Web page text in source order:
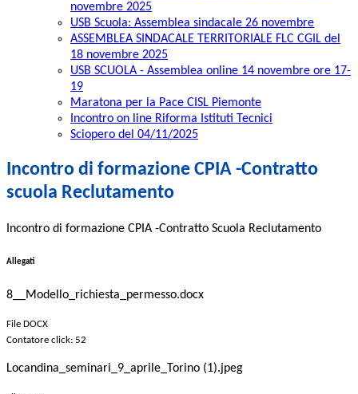
novembre 2025
USB Scuola: Assemblea sindacale 26 novembre
ASSEMBLEA SINDACALE TERRITORIALE FLC CGIL del
18 novembre 2025
USB SCUOLA - Assemblea online 14 novembre ore 17-
19
Maratona per la Pace CISL Piemonte
Incontro on line Riforma Istituti Tecnici
Sciopero del 04/11/2025
Incontro di formazione CPIA -Contratto
scuola Reclutamento
Incontro di formazione CPIA -Contratto Scuola Reclutamento
Allegati
8__Modello_richiesta_permesso.docx
File DOCX
Contatore click: 52
Locandina_seminari_9_aprile_Torino (1).jpeg